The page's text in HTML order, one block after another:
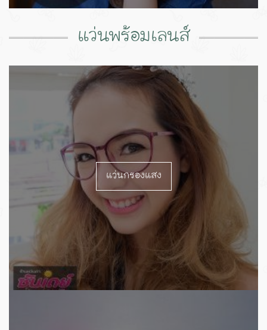
แว่นพร้อมเลนส์
แว่นกรองแสง